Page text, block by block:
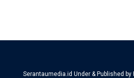
Serantaumedia.id Under & Published by